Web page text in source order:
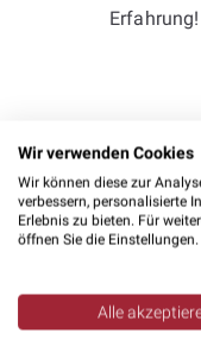
Erfahrung!
Wir verwenden Cookies
Wir können diese zur
verbessern, personalisierte
Erlebnis zu bieten. Für
öffnen Sie die Einstellungen.
Alle